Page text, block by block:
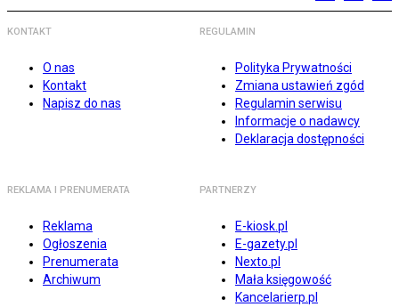
KONTAKT
O nas
Kontakt
Napisz do nas
REGULAMIN
Polityka Prywatności
Zmiana ustawień zgód
Regulamin serwisu
Informacje o nadawcy
Deklaracja dostępności
REKLAMA I PRENUMERATA
Reklama
Ogłoszenia
Prenumerata
Archiwum
PARTNERZY
E-kiosk.pl
E-gazety.pl
Nexto.pl
Mała księgowość
Kancelarierp.pl